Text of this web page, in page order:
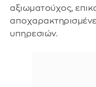
αξιωματούχος,
υπηρεσιών.